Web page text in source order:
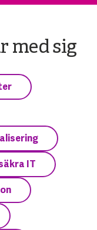
med sig
IT